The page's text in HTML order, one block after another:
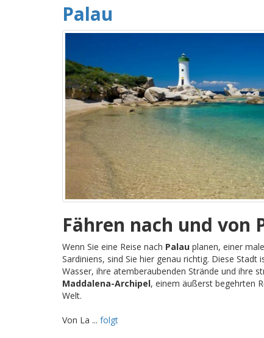
Palau
Fähren nach und von
Wenn Sie eine Reise nach Palau planen, einer
Sardiniens, sind Sie hier genau richtig. Diese
Wasser, ihre atemberaubenden Strände und ihre
Maddalena-Archipel, einem äußerst begehrten
Welt.
Von La ... folgt